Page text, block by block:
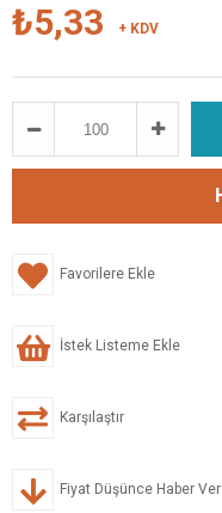
₺5,33 + KDV
Favorilere Ekle
İstek Listeme Ekle
Karşılaştır
Fiyat Düşünce Haber Ver